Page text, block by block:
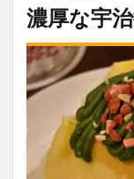
濃厚な宇